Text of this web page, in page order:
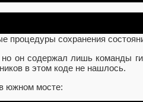
процедуры сохранения
он содержал лишь команды
в этом коде не нашлось.
южном мосте: